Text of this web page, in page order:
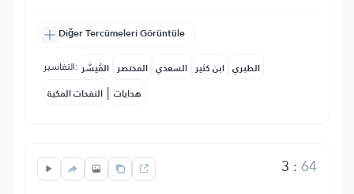
Diğer Tercümeleri Görüntüle
التفاسير: المُيسَّر المختصر السعدي ابن كثير الطبري
النفحات المكية | هدايات
3 :64